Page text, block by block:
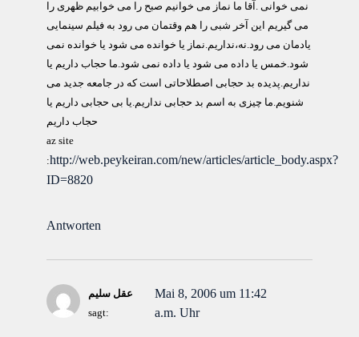
نمی خوانی .آقا ما نماز می خوانیم صبح را می خوابیم ظهری را
می گیریم این آخر شبی را هم وقتمان می رود به فیلم سینمایی
یادمان می رود.نه،نداریم.نماز یا خوانده می شود یا خوانده نمی
شود.خمس یا داده می شود یا داده نمی شود.ما حجاب داریم یا
نداریم.پدیده بد حجابی اصطلاحاتی است که در جامعه جدید می
شنویم.ما چیزی به اسم بد حجابی نداریم.یا بی حجابی داریم یا
حجاب داریم
az site
:http://web.peykeiran.com/new/articles/article_body.aspx?
ID=8820
Antworten
عقل سلیم
sagt:
Mai 8, 2006 um 11:42
a.m. Uhr